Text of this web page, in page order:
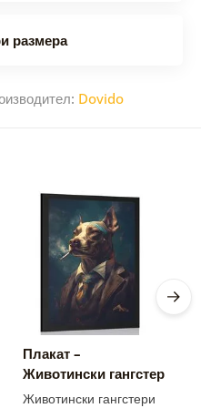
размера
Dovido
Плакат –
Животински гангстер
куче
Животински гангстери